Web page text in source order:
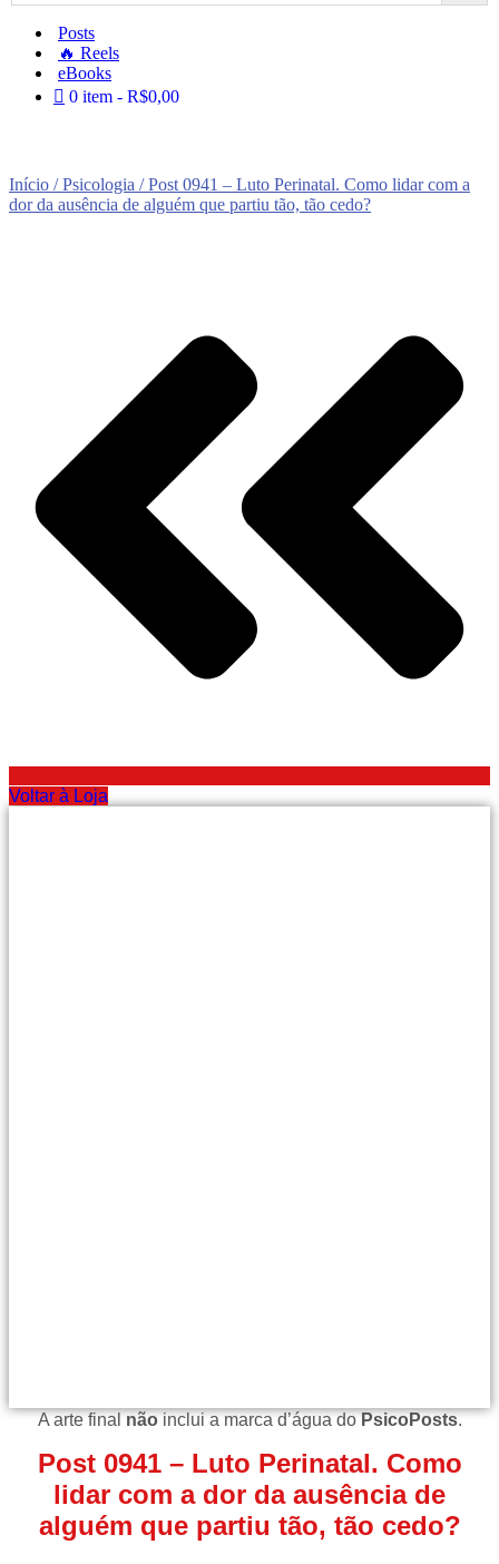
Posts
🔥 Reels
eBooks
0 item
R$0,00
Início /Psicologia / Post 0941 – Luto Perinatal. Como lidar com a
dor da ausência de alguém que partiu tão, tão cedo?
Voltar à Loja
A arte finalnãoinclui a marca d’água doPsicoPosts.
Post 0941 – Luto Perinatal. Como
lidar com a dor da ausência de
alguém que partiu tão, tão cedo?